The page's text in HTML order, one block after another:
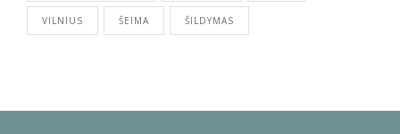
VILNIUS ŠEIMA ŠILDYMAS